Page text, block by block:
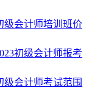
级会计师培训班价
初级会计师报考
会计师考试范围